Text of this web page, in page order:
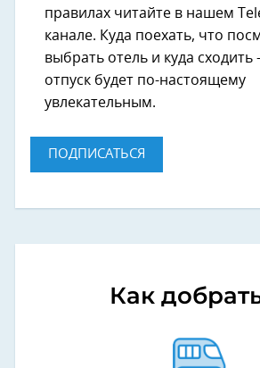
правилах читайте в нашем
канале. Куда поехать, что
выбрать отель и куда
отпуск будет по-настоящему
увлекательным.
ПОДПИСАТЬСЯ
Как